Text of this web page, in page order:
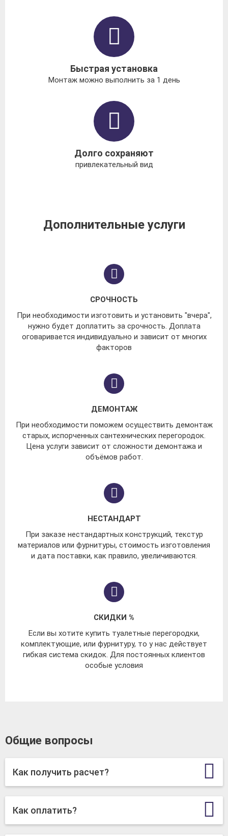
Быстрая установка
Монтаж можно выполнить за 1 день
Долго сохраняют
привлекательный вид
Дополнительные услуги
СРОЧНОСТЬ
При необходимости изготовить и установить "вчера",
нужно будет доплатить за срочность. Доплата
оговаривается индивидуально и зависит от многих
факторов
ДЕМОНТАЖ
При необходимости поможем осуществить демонтаж
старых, испорченных сантехнических перегородок.
Цена услуги зависит от сложности демонтажа и
объёмов работ.
НЕСТАНДАРТ
При заказе нестандартных конструкций, текстур
материалов или фурнитуры, стоимость изготовления
и дата поставки, как правило, увеличиваются.
СКИДКИ %
Если вы хотите купить туалетные перегородки,
комплектующие, или фурнитуру, то у нас действует
гибкая система скидок. Для постоянных клиентов
особые условия
Общие вопросы
Как получить расчет?
Как оплатить?